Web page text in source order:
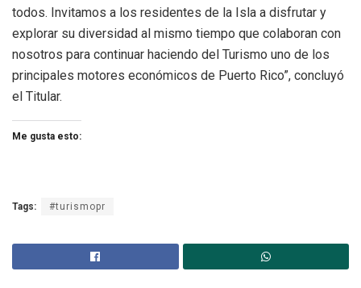
todos. Invitamos a los residentes de la Isla a disfrutar y
explorar su diversidad al mismo tiempo que colaboran con
nosotros para continuar haciendo del Turismo uno de los
principales motores económicos de Puerto Rico”, concluyó
el Titular.
Me gusta esto:
Tags: #turismopr